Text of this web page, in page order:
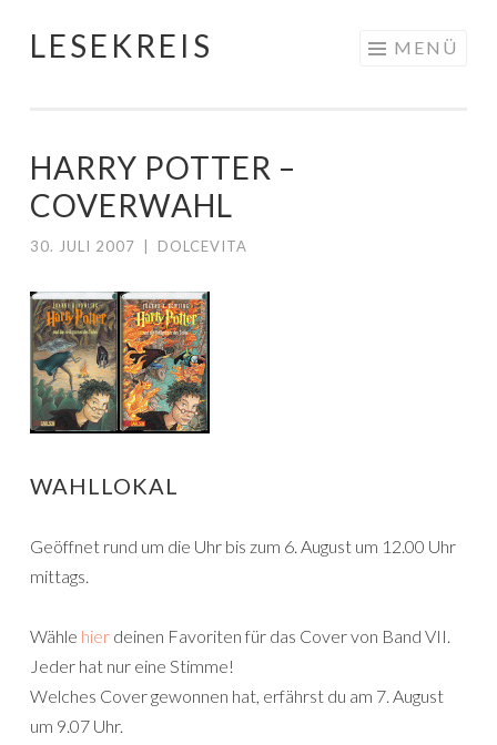
Springe
LESEKREIS MENÜ
HARRY POTTER –
COVERWAHL
30. JULI 2007 DOLCEVITA
WAHLLOKAL
Geöffnet rund um die Uhr bis zum 6. August um 12.00 Uhr
mittags.
Wähle hier deinen Favoriten für das Cover von Band VII.
Jeder hat nur eine Stimme!
Welches Cover gewonnen hat, erfährst du am 7. August
um 9.07 Uhr.